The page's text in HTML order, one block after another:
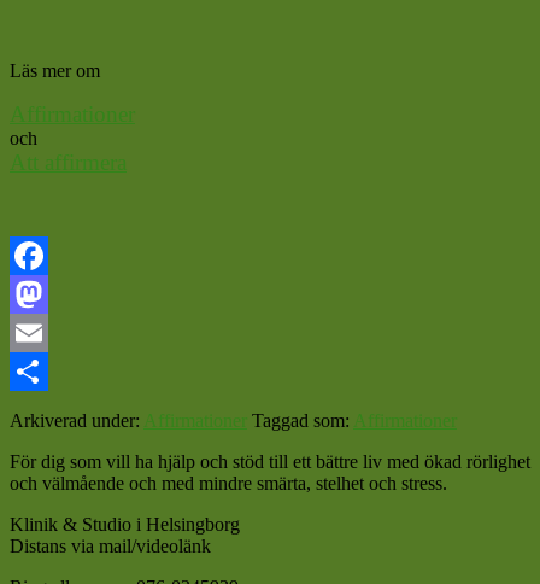
Läs mer om
Affirmationer
och
Att affirmera
Facebook
Mastodon
Email
Dela
Arkiverad under: Affirmationer Taggad som: Affirmationer
För dig som vill ha hjälp och stöd till ett bättre liv med ökad rörlighet
och välmående och med mindre smärta, stelhet och stress.
Klinik & Studio i Helsingborg
Distans via mail/videolänk